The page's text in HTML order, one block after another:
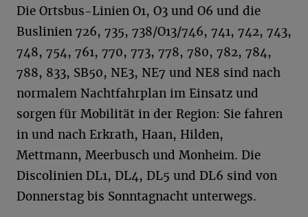
Die Ortsbus-Linien O1, O3 und O6 und die
Buslinien 726, 735, 738/O13/746, 741, 742, 743,
748, 754, 761, 770, 773, 778, 780, 782, 784,
788, 833, SB50, NE3, NE7 und NE8 sind nach
normalem Nachtfahrplan im Einsatz und
sorgen für Mobilität in der Region: Sie fahren
in und nach Erkrath, Haan, Hilden,
Mettmann, Meerbusch und Monheim. Die
Discolinien DL1, DL4, DL5 und DL6 sind von
Donnerstag bis Sonntagnacht unterwegs.